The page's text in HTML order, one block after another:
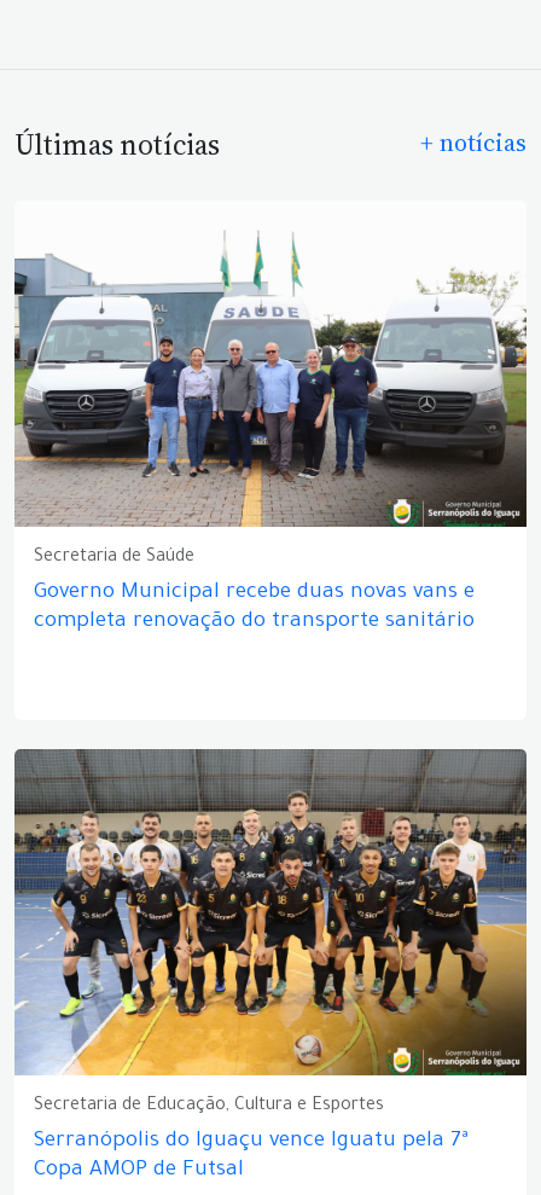
Últimas notícias + notícias
Secretaria de Saúde
Governo Municipal recebe duas novas vans e
completa renovação do transporte sanitário
Secretaria de Educação, Cultura e Esportes
Serranópolis do Iguaçu vence Iguatu pela 7ª
Copa AMOP de Futsal